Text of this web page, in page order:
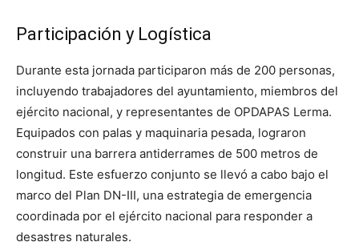
Participación y Logística
Durante esta jornada participaron más de 200 personas,
incluyendo trabajadores del ayuntamiento, miembros del
ejército nacional, y representantes de OPDAPAS Lerma.
Equipados con palas y maquinaria pesada, lograron
construir una barrera antiderrames de 500 metros de
longitud. Este esfuerzo conjunto se llevó a cabo bajo el
marco del Plan DN-III, una estrategia de emergencia
coordinada por el ejército nacional para responder a
desastres naturales.